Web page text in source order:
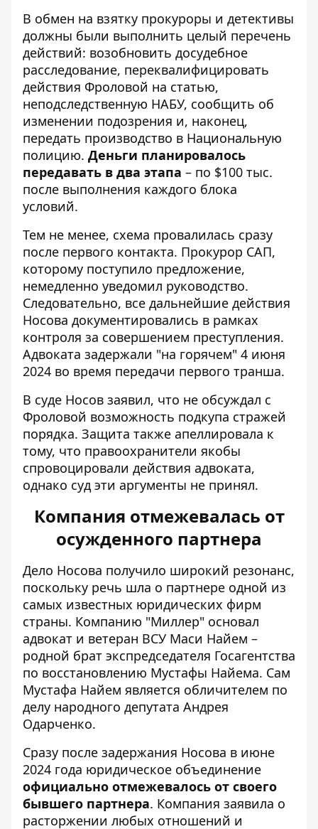
В обмен на взятку прокуроры и детективы
должны были выполнить целый перечень
действий: возобновить досудебное
расследование, переквалифицировать
действия Фроловой на статью,
неподследственную НАБУ, сообщить об
изменении подозрения и, наконец,
передать производство в Национальную
полицию. Деньги планировалось
передавать в два этапа – по $100 тыс.
после выполнения каждого блока
условий.
Тем не менее, схема провалилась сразу
после первого контакта. Прокурор САП,
которому поступило предложение,
немедленно уведомил руководство.
Следовательно, все дальнейшие действия
Носова документировались в рамках
контроля за совершением преступления.
Адвоката задержали "на горячем" 4 июня
2024 во время передачи первого транша.
В суде Носов заявил, что не обсуждал с
Фроловой возможность подкупа стражей
порядка. Защита также апеллировала к
тому, что правоохранители якобы
спровоцировали действия адвоката,
однако суд эти аргументы не принял.
Компания отмежевалась от
осужденного партнера
Дело Носова получило широкий резонанс,
поскольку речь шла о партнере одной из
самых известных юридических фирм
страны. Компанию "Миллер" основал
адвокат и ветеран ВСУ Маси Найем –
родной брат экспредседателя Госагентства
по восстановлению Мустафы Найема. Сам
Мустафа Найем является обличителем по
делу народного депутата Андрея
Одарченко.
Сразу после задержания Носова в июне
2024 года юридическое объединение
официально отмежевалось от своего
бывшего партнера. Компания заявила о
расторжении любых отношений и